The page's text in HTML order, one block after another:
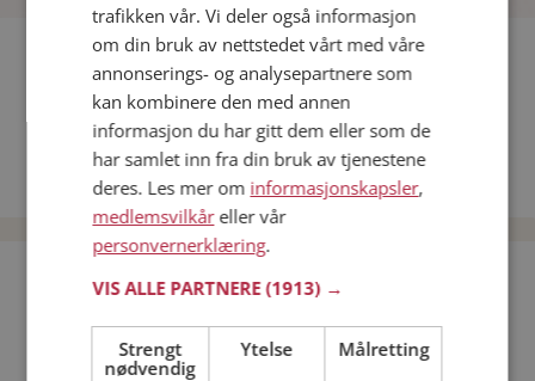
Fler single
Date menn i Norge
Date kvinner i Norge
Bli medlem gratis!
Jeg er en: Mann Kvinne
trafikken vår. Vi deler også informasjon
om din bruk av nettstedet vårt med våre
annonserings- og analysepartnere som
kan kombinere den med annen
informasjon du har gitt dem eller som de
har samlet inn fra din bruk av tjenestene
deres. Les mer om informasjonskapsler,
medlemsvilkåreller vår
personvernerklæring.
VIS ALLE PARTNERE(1913) →
Strengt
nødvendig
Ytelse Målretting